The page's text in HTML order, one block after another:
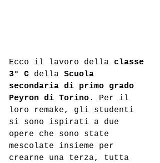
Ecco il lavoro della classe
3° C della Scuola
secondaria di primo grado
Peyron di Torino . Per il
loro remake, gli studenti
si sono ispirati a due
opere che sono state
mescolate insieme per
crearne una terza, tutta